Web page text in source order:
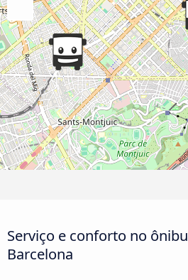
Serviço e conforto no
Barcelona